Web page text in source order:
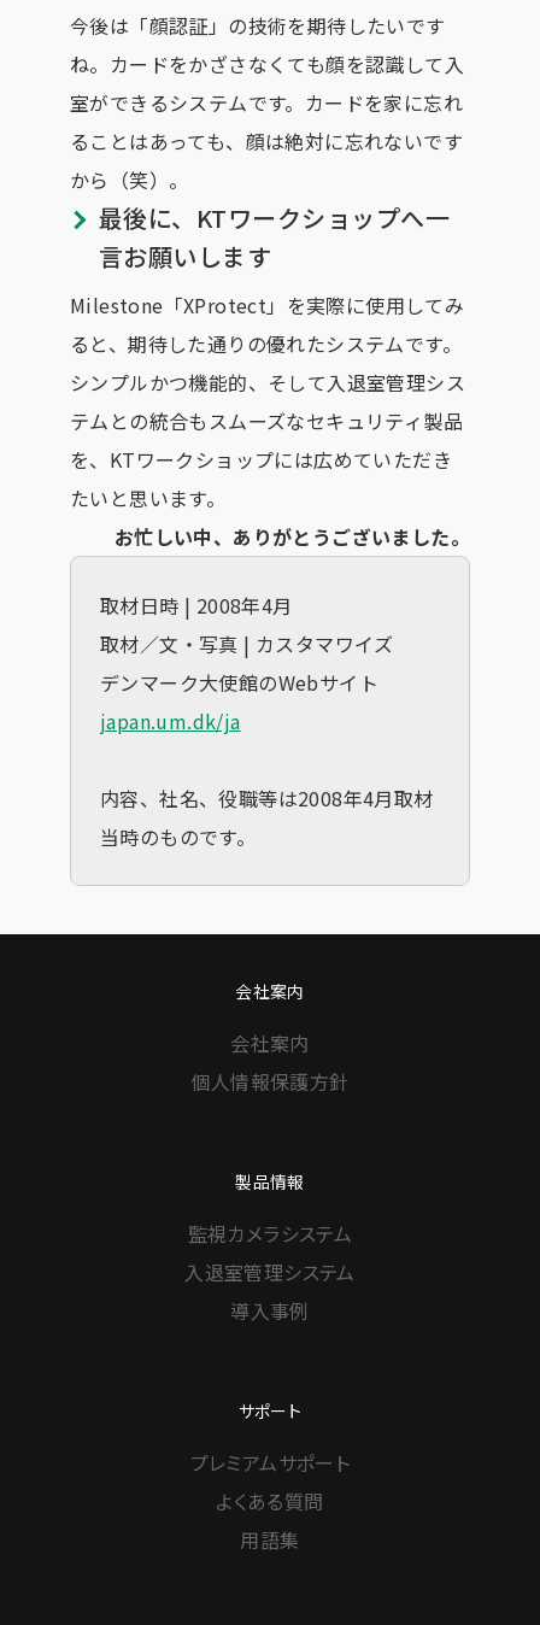
今後は「顔認証」の技術を期待したいです
ね。カードをかざさなくても顔を認識して入
室ができるシステムです。カードを家に忘れ
ることはあっても、顔は絶対に忘れないです
から（笑）。
最後に、KTワークショップへ一
言お願いします
Milestone「XProtect」を実際に使用してみ
ると、期待した通りの優れたシステムです。
シンプルかつ機能的、そして入退室管理シス
テムとの統合もスムーズなセキュリティ製品
を、KTワークショップには広めていただき
たいと思います。
お忙しい中、ありがとうございました。
取材日時 | 2008年4月
取材／文・写真 | カスタマワイズ
デンマーク大使館のWebサイト
japan.um.dk/ja
内容、社名、役職等は2008年4月取材
当時のものです。
会社案内
会社案内
個人情報保護方針
製品情報
監視カメラシステム
入退室管理システム
導入事例
サポート
プレミアムサポート
よくある質問
用語集